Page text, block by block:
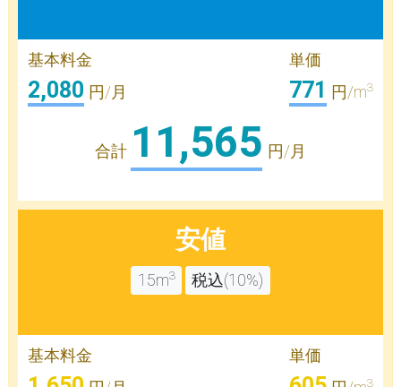
基本料金
2,080 円/月
単価
771 円/m3
合計 11,565 円/月
安値
15m3 税込(10%)
基本料金 単価
3